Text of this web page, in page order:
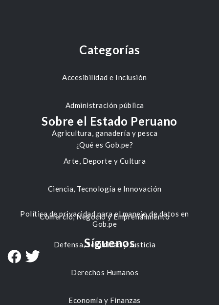
Categorías
Accesibilidad e Inclusión
Administración pública
Agricultura, ganadería y pesca
Arte, Deporte y Cultura
Ciencia, Tecnología e Innovación
Comercio, Negocio y Emprendimiento
Defensa, Seguridad y Justicia
Derechos Humanos
Economía y Finanzas
Sobre el Estado Peruano
¿Qué es Gob.pe?
Política de privacidad para el manejo de datos en
Gob.pe
Síguenos